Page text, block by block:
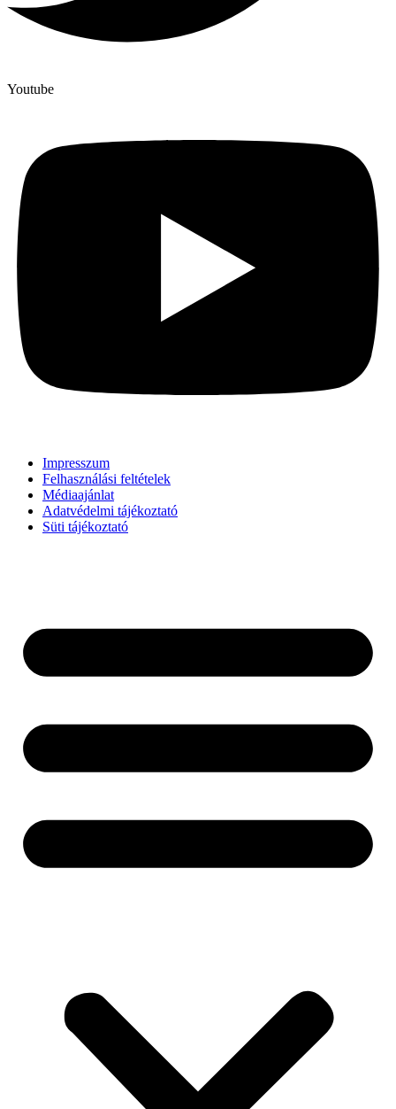
Youtube
Impresszum
Felhasználási feltételek
Médiaajánlat
Adatvédelmi tájékoztató
Süti tájékoztató